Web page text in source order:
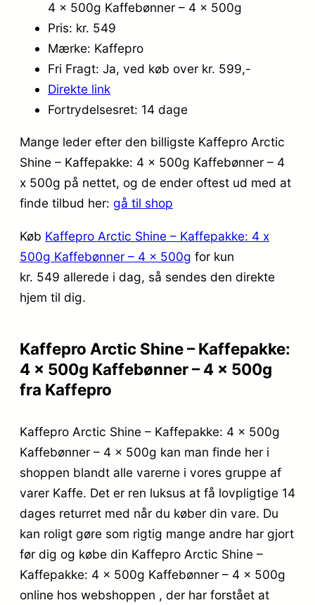
4 x 500g Kaffebønner – 4 x 500g
Pris: kr. 549
Mærke: Kaffepro
Fri Fragt: Ja, ved køb over kr. 599,-
Direkte link
Fortrydelsesret: 14 dage
Mange leder efter den billigste Kaffepro Arctic
Shine – Kaffepakke: 4 x 500g Kaffebønner – 4
x 500g på nettet, og de ender oftest ud med at
finde tilbud her: gå til shop
Køb Kaffepro Arctic Shine – Kaffepakke: 4 x
500g Kaffebønner – 4 x 500g for kun
kr. 549 allerede i dag, så sendes den direkte
hjem til dig.
Kaffepro Arctic Shine – Kaffepakke:
4 x 500g Kaffebønner – 4 x 500g
fra Kaffepro
Kaffepro Arctic Shine – Kaffepakke: 4 x 500g
Kaffebønner – 4 x 500g kan man finde her i
shoppen blandt alle varerne i vores gruppe af
varer Kaffe. Det er ren luksus at få lovpligtige 14
dages returret med når du køber din vare. Du
kan roligt gøre som rigtig mange andre har gjort
før dig og købe din Kaffepro Arctic Shine –
Kaffepakke: 4 x 500g Kaffebønner – 4 x 500g
online hos webshoppen , der har forstået at